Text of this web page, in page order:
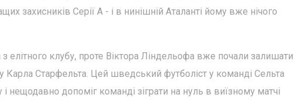
захисників Серії А - і в нинішній Аталанті йому вже нічого
клубу, проте Віктора Ліндельофа вже почали залишати
Старфельта. Цей шведський футболіст у команді Сельта
нещодавно допоміг команді зіграти на нуль в виїзному матчі